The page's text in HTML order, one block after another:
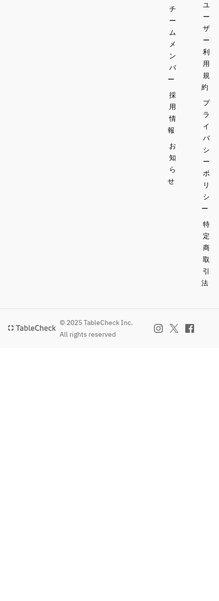
チ
ー
ム
メ
ン
バ
ー
採
用
情
報
お
知
ら
せ
ユ
ー
ザ
ー
利
用
規
約
プ
ラ
イ
バ
シ
ー
ポ
リ
シ
ー
特
定
商
取
引
法
© 2025 TableCheck Inc.
All rights reserved